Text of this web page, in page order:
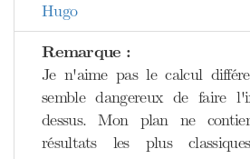
Hugo
Remarque :
Je n'aime pas le calcul
semble dangereux de faire
dessus. Mon plan ne
résultats les plus